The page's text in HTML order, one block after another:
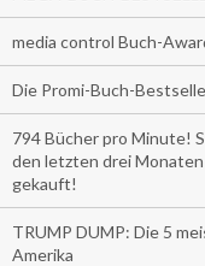
media control Buch-
Die Promi-Buch-
794 Bücher pro Minute!
den letzten drei
gekauft!
TRUMP DUMP: Die 5
Amerika